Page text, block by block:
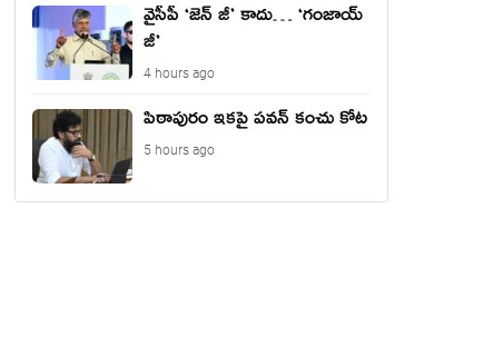
వైసీపీ ‘జెన్ జీ’ కాదు… ‘గంజాయ్
జీ’
4 hours ago
పిఠాపురం ఇకపై పవన్ కంచు కోట
5 hours ago